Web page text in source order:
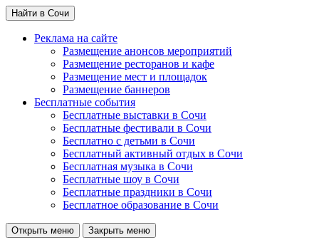
Найти в Сочи
Реклама на сайте
Размещение анонсов мероприятий
Размещение ресторанов и кафе
Размещение мест и площадок
Размещение баннеров
Бесплатные события
Бесплатные выставки в Сочи
Бесплатные фестивали в Сочи
Бесплатно с детьми в Сочи
Бесплатный активный отдых в Сочи
Бесплатная музыка в Сочи
Бесплатные шоу в Сочи
Бесплатные праздники в Сочи
Бесплатное образование в Сочи
Открыть меню Закрыть меню